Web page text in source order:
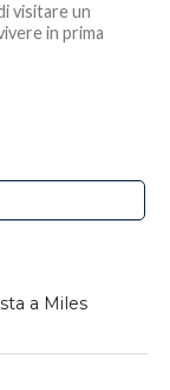
visitare un
in prima
a Miles